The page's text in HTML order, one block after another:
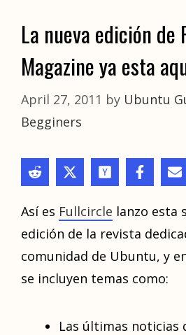
La nueva edición de
Magazine ya esta
April 27, 2011 by Ubuntu
Begginers
Así es Fullcircle lanzo esta
edición de la revista
comunidad de Ubuntu, y
se incluyen temas como:
Las últimas noticias